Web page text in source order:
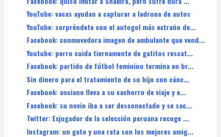
YouTube: vacas ayudan a capturar a ladrona de autos
YouTube: sorpréndete con el autogol más extraño de...
Facebook: conmovedora imagen de ambulante que vend...
Youtube: perro cuida tiernamente de gatitos rescat...
Facebook: partido de fútbol feminino termina en br...
Sin dinero para el tratamiento de su hijo con cánc...
Facebook: anciano lleva a su cachorro de viaje y e...
Facebook: su novio iba a ser desconectado y se sac...
Twitter: Exjugador de la selección peruana recoge ...
Instagram: un gato y una rata son los mejores amig...